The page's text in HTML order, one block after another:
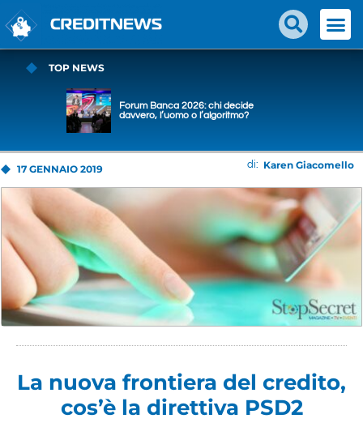
TOP NEWS
Forum Banca 2026: chi decide
davvero, l’uomo o l’algoritmo?
17 GENNAIO 2019 di: Karen Giacomello
La nuova frontiera del credito,
cos’è la direttiva PSD2